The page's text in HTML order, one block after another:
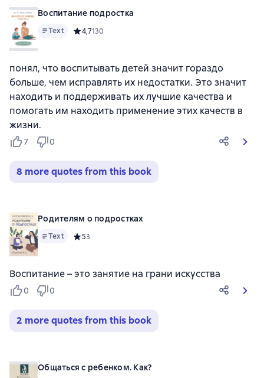
Воспитание подростка
Text Средний рейтинг 4,7 на основе 130 оценок
4,7130
понял, что воспитывать детей значит гораздо
больше, чем исправлять их недостатки. Это значит
находить и поддерживать их лучшие качества и
помогать им находить применение этих качеств в
жизни.
7 0
8 more quotes from this book
Родителям о подростках
Text Средний рейтинг 5 на основе 3 оценок
53
Воспитание – это занятие на грани искусства
0 0
2 more quotes from this book
Общаться с ребенком. Как?